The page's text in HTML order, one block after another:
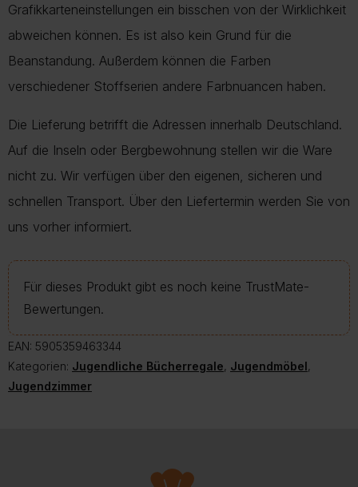
Grafikkarteneinstellungen ein bisschen von der Wirklichkeit
abweichen können. Es ist also kein Grund für die
Beanstandung. Außerdem können die Farben
verschiedener Stoffserien andere Farbnuancen haben.
Die Lieferung betrifft die Adressen innerhalb Deutschland.
Auf die Inseln oder Bergbewohnung stellen wir die Ware
nicht zu. Wir verfügen über den eigenen, sicheren und
schnellen Transport. Über den Liefertermin werden Sie von
uns vorher informiert.
Für dieses Produkt gibt es noch keine TrustMate-
Bewertungen.
EAN: 5905359463344
Kategorien: Jugendliche Bücherregale, Jugendmöbel,
Jugendzimmer